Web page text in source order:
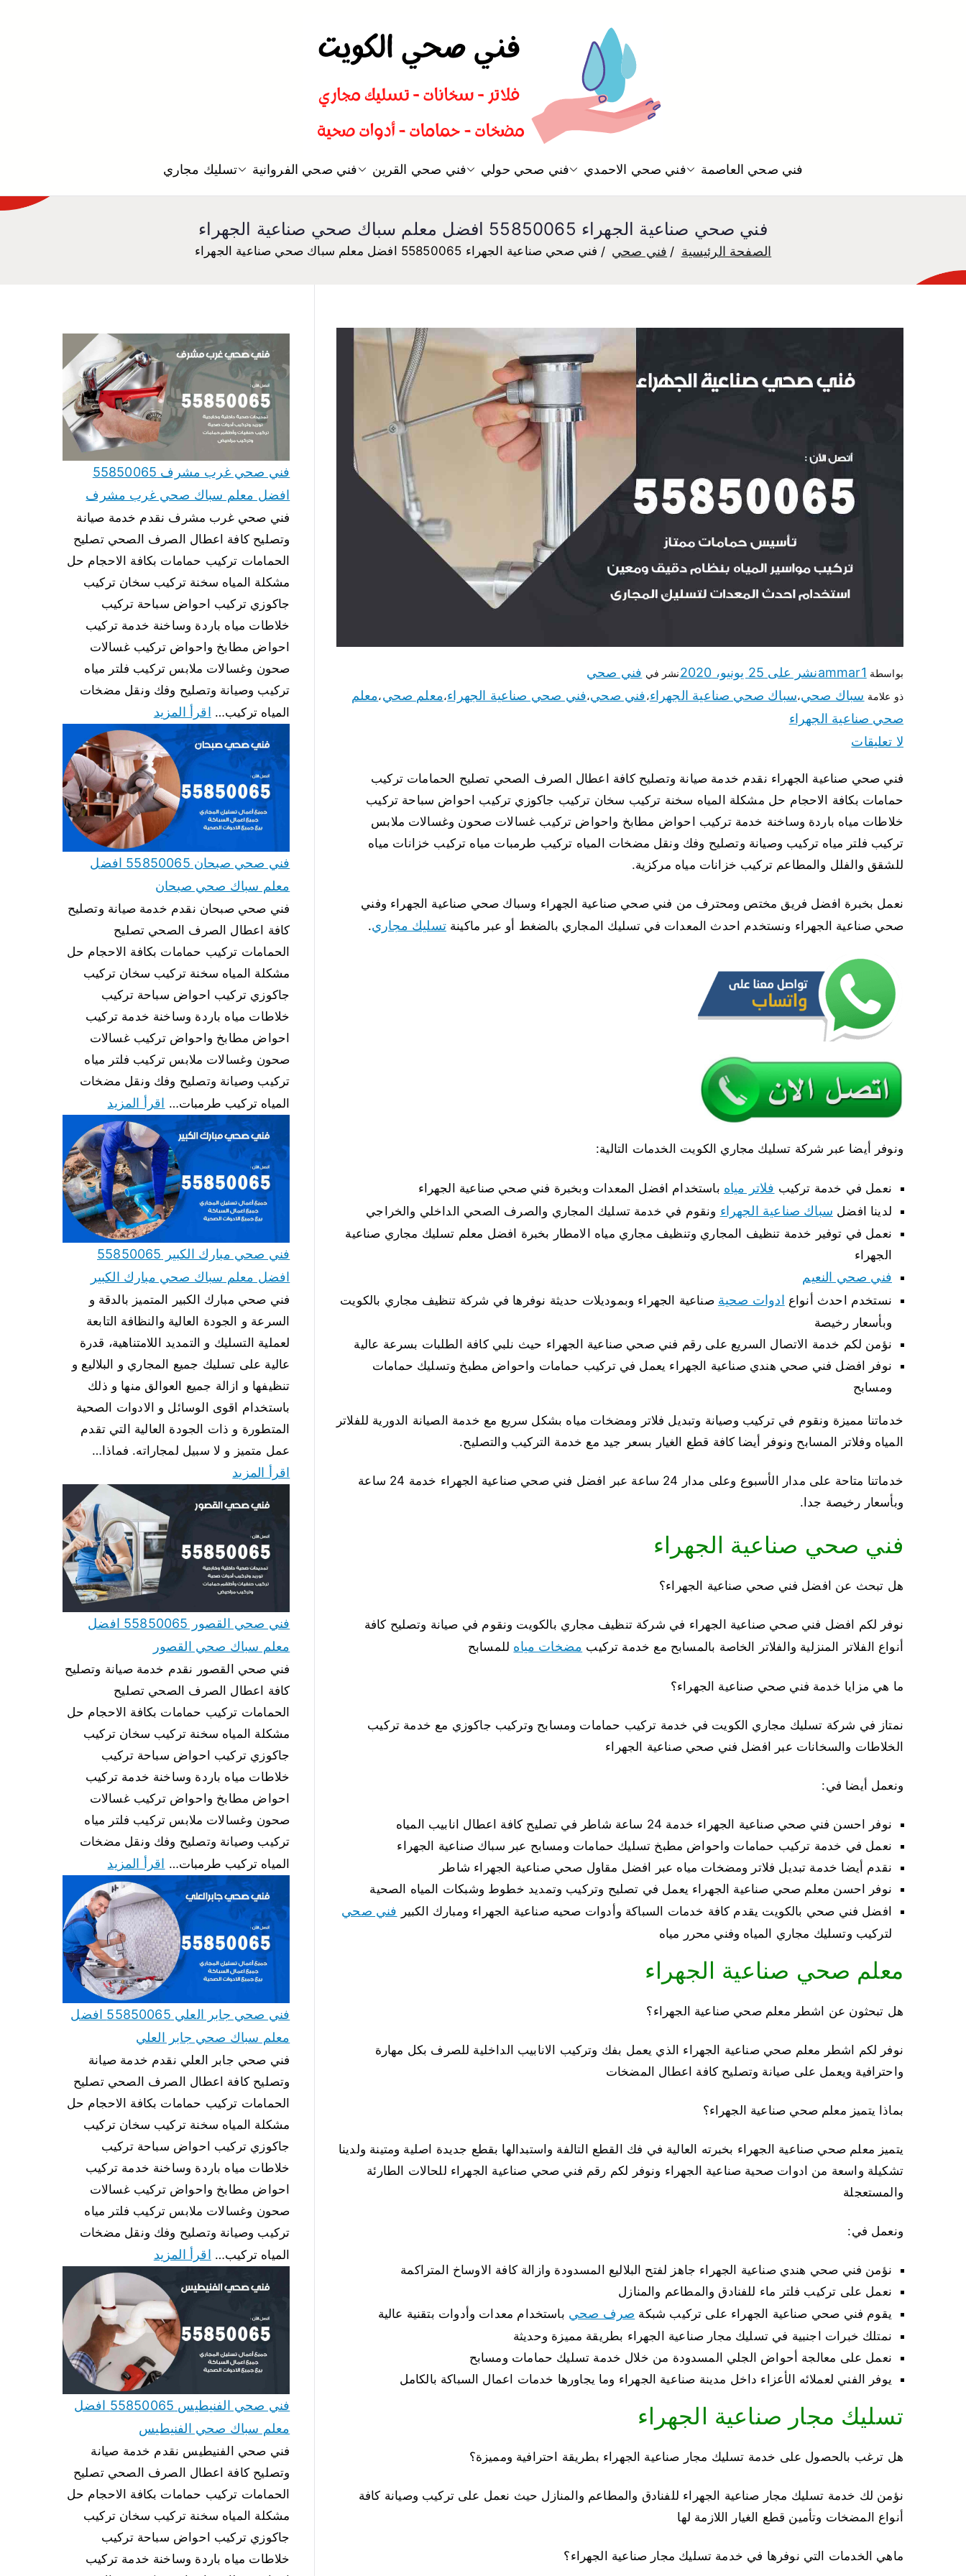
سباك صحي تسليك مجاري افضل معلم صحي فني صحي العاصمة فني صحي الاحمدي فني صحي حولي فني صحي القرين فني صحي الفروانية تسليك مجاري
فني صحي صناعية الجهراء 55850065 افضل معلم سباك صحي صناعية الجهراء
الصفحة الرئيسية فني صحي فني صحي صناعية الجهراء 55850065 افضل معلم سباك صحي صناعية الجهراء
بواسطة ammar1نشر على 25 يونيو، 2020 نشر في فني صحي
ذو علامة سباك صحي،سباك صحي صناعية الجهراء،فني صحي،فني صحي صناعية الجهراء،معلم صحي،معلم
صحي صناعية الجهراء
لا تعليقات
فني صحي صناعية الجهراء نقدم خدمة صيانة وتصليح كافة اعطال الصرف الصحي تصليح الحمامات تركيب
حمامات بكافة الاحجام حل مشكلة المياه سخنة تركيب سخان تركيب جاكوزي تركيب احواض سباحة تركيب
خلاطات مياه باردة وساخنة خدمة تركيب احواض مطابخ واحواض تركيب غسالات صحون وغسالات ملابس
تركيب فلتر مياه تركيب وصيانة وتصليح وفك ونقل مضخات المياه تركيب طرمبات مياه تركيب خزانات مياه
للشقق والفلل والمطاعم تركيب خزانات مياه مركزية.
نعمل بخبرة افضل فريق مختص ومحترف من فني صحي صناعية الجهراء وسباك صحي صناعية الجهراء وفني
صحي صناعية الجهراء ونستخدم احدث المعدات في تسليك المجاري بالضغط أو عبر ماكينةتسليك مجاري.
ونوفر أيضا عبر شركة تسليك مجاري الكويت الخدمات التالية:
نعمل في خدمة تركيب فلاتر مياه باستخدام افضل المعدات وبخبرة فني صحي صناعية الجهراء
لدينا افضل سباك صناعية الجهراء ونقوم في خدمة تسليك المجاري والصرف الصحي الداخلي والخراجي
نعمل في توفير خدمة تنظيف المجاري وتنظيف مجاري مياه الامطار بخبرة افضل معلم تسليك مجاري صناعية
الجهراء
فني صحي النعيم
نستخدم احدث أنواع ادوات صحية صناعية الجهراء وبموديلات حديثة نوفرها في شركة تنظيف مجاري بالكويت
وبأسعار رخيصة
نؤمن لكم خدمة الاتصال السريع على رقم فني صحي صناعية الجهراء حيث نلبي كافة الطلبات بسرعة عالية
نوفر افضل فني صحي هندي صناعية الجهراء يعمل في تركيب حمامات واحواض مطبخ وتسليك حمامات
ومسابح
خدماتنا مميزة ونقوم في تركيب وصيانة وتبديل فلاتر ومضخات مياه بشكل سريع مع خدمة الصيانة الدورية للفلاتر
المياه وفلاتر المسابح ونوفر أيضا كافة قطع الغيار بسعر جيد مع خدمة التركيب والتصليح.
خدماتنا متاحة على مدار الأسبوع وعلى مدار 24 ساعة عبر افضل فني صحي صناعية الجهراء خدمة 24 ساعة
وبأسعار رخيصة جدا.
فني صحي صناعية الجهراء
هل تبحث عن افضل فني صحي صناعية الجهراء؟
نوفر لكم افضل فني صحي صناعية الجهراء في شركة تنظيف مجاري بالكويت ونقوم في صيانة وتصليح كافة
أنواع الفلاتر المنزلية والفلاتر الخاصة بالمسابح مع خدمة تركيب مضخات مياه للمسابح
ما هي مزايا خدمة فني صحي صناعية الجهراء؟
نمتاز في شركة تسليك مجاري الكويت في خدمة تركيب حمامات ومسابح وتركيب جاكوزي مع خدمة تركيب
الخلاطات والسخانات عبر افضل فني صحي صناعية الجهراء
ونعمل أيضا في:
نوفر احسن فني صحي صناعية الجهراء خدمة 24 ساعة شاطر في تصليح كافة اعطال انابيب المياه
نعمل في خدمة تركيب حمامات واحواض مطبخ تسليك حمامات ومسابح عبر سباك صناعية الجهراء
نقدم أيضا خدمة تبديل فلاتر ومضخات مياه عبر افضل مقاول صحي صناعية الجهراء شاطر
نوفر احسن معلم صحي صناعية الجهراء يعمل في تصليح وتركيب وتمديد خطوط وشبكات المياه الصحية
افضل فني صحي بالكويت يقدم كافة خدمات السباكة وأدوات صحيه صناعية الجهراء ومبارك الكبير فني صحي
لتركيب وتسليك مجاري المياه وفني محرر مياه
معلم صحي صناعية الجهراء
هل تبحثون عن اشطر معلم صحي صناعية الجهراء؟
نوفر لكم اشطر معلم صحي صناعية الجهراء الذي يعمل بفك وتركيب الانابيب الداخلية للصرف بكل مهارة
واحترافية ويعمل على صيانة وتصليح كافة اعطال المضخات
بماذا يتميز معلم صحي صناعية الجهراء؟
يتميز معلم صحي صناعية الجهراء بخبرته العالية في فك القطع التالفة واستبدالها بقطع جديدة اصلية ومتينة ولدينا
تشكيلة واسعة من ادوات صحية صناعية الجهراء ونوفر لكم رقم فني صحي صناعية الجهراء للحالات الطارئة
والمستعجلة
ونعمل في:
نؤمن فني صحي هندي صناعية الجهراء جاهز لفتح البلاليع المسدودة وازالة كافة الاوساخ المتراكمة
نعمل على تركيب فلتر ماء للفنادق والمطاعم والمنازل
يقوم فني صحي صناعية الجهراء على تركيب شبكة صرف صحي باستخدام معدات وأدوات بتقنية عالية
نمتلك خبرات اجنبية في تسليك مجار صناعية الجهراء بطريقة مميزة وحديثة
نعمل على معالجة أحواض الجلي المسدودة من خلال خدمة تسليك حمامات ومسابح
يوفر الفني لعملائه الأعزاء داخل مدينة صناعية الجهراء وما يجاورها خدمات اعمال السباكة بالكامل
تسليك مجار صناعية الجهراء
هل ترغب بالحصول على خدمة تسليك مجار صناعية الجهراء بطريقة احترافية ومميزة؟
نؤمن لك خدمة تسليك مجار صناعية الجهراء للفنادق والمطاعم والمنازل حيث نعمل على تركيب وصيانة كافة
أنواع المضخات وتأمين قطع الغيار اللازمة لها
ماهي الخدمات التي نوفرها في خدمة تسليك مجار صناعية الجهراء؟
فني صحي غرب مشرف 55850065
افضل معلم سباك صحي غرب مشرف
فني صحي غرب مشرف نقدم خدمة صيانة
وتصليح كافة اعطال الصرف الصحي تصليح
الحمامات تركيب حمامات بكافة الاحجام حل
مشكلة المياه سخنة تركيب سخان تركيب
جاكوزي تركيب احواض سباحة تركيب
خلاطات مياه باردة وساخنة خدمة تركيب
احواض مطابخ واحواض تركيب غسالات
صحون وغسالات ملابس تركيب فلتر مياه
تركيب وصيانة وتصليح وفك ونقل مضخات
المياه تركيب… اقرأ المزيد
فني صحي صبحان 55850065 افضل
معلم سباك صحي صبحان
فني صحي صبحان نقدم خدمة صيانة وتصليح
كافة اعطال الصرف الصحي تصليح
الحمامات تركيب حمامات بكافة الاحجام حل
مشكلة المياه سخنة تركيب سخان تركيب
جاكوزي تركيب احواض سباحة تركيب
خلاطات مياه باردة وساخنة خدمة تركيب
احواض مطابخ واحواض تركيب غسالات
صحون وغسالات ملابس تركيب فلتر مياه
تركيب وصيانة وتصليح وفك ونقل مضخات
المياه تركيب طرمبات… اقرأ المزيد
فني صحي مبارك الكبير 55850065
افضل معلم سباك صحي مبارك الكبير
فني صحي مبارك الكبير المتميز بالدقة و
السرعة و الجودة العالية والنظافة التابعة
لعملية التسليك و التمديد اللامتناهية، قدرة
عالية على تسليك جميع المجاري و البلاليع و
تنظيفها و ازالة جميع العوالق منها و ذلك
باستخدام اقوى الوسائل و الادوات الصحية
المتطورة و ذات الجودة العالية التي تقدم
عمل متميز و لا سبيل لمجاراته. فماذا…
اقرأ المزيد
فني صحي القصور 55850065 افضل
معلم سباك صحي القصور
فني صحي القصور نقدم خدمة صيانة وتصليح
كافة اعطال الصرف الصحي تصليح
الحمامات تركيب حمامات بكافة الاحجام حل
مشكلة المياه سخنة تركيب سخان تركيب
جاكوزي تركيب احواض سباحة تركيب
خلاطات مياه باردة وساخنة خدمة تركيب
احواض مطابخ واحواض تركيب غسالات
صحون وغسالات ملابس تركيب فلتر مياه
تركيب وصيانة وتصليح وفك ونقل مضخات
المياه تركيب طرمبات… اقرأ المزيد
فني صحي جابر العلي 55850065 افضل
معلم سباك صحي جابر العلي
فني صحي جابر العلي نقدم خدمة صيانة
وتصليح كافة اعطال الصرف الصحي تصليح
الحمامات تركيب حمامات بكافة الاحجام حل
مشكلة المياه سخنة تركيب سخان تركيب
جاكوزي تركيب احواض سباحة تركيب
خلاطات مياه باردة وساخنة خدمة تركيب
احواض مطابخ واحواض تركيب غسالات
صحون وغسالات ملابس تركيب فلتر مياه
تركيب وصيانة وتصليح وفك ونقل مضخات
المياه تركيب… اقرأ المزيد
فني صحي الفنيطيس 55850065 افضل
معلم سباك صحي الفنيطيس
فني صحي الفنيطيس نقدم خدمة صيانة
وتصليح كافة اعطال الصرف الصحي تصليح
الحمامات تركيب حمامات بكافة الاحجام حل
مشكلة المياه سخنة تركيب سخان تركيب
جاكوزي تركيب احواض سباحة تركيب
خلاطات مياه باردة وساخنة خدمة تركيب